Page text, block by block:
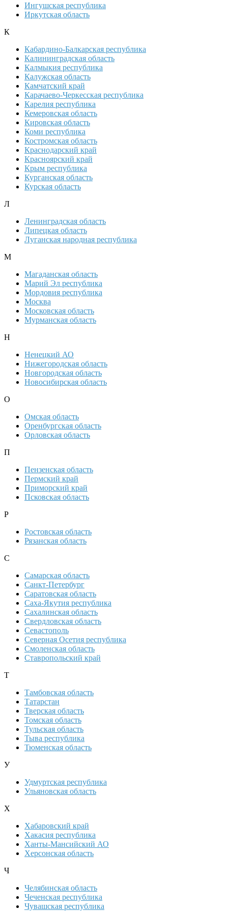
Ингушская республика
Иркутская область
К
Кабардино-Балкарская республика
Калининградская область
Калмыкия республика
Калужская область
Камчатский край
Карачаево-Черкесская республика
Карелия республика
Кемеровская область
Кировская область
Коми республика
Костромская область
Краснодарский край
Красноярский край
Крым республика
Курганская область
Курская область
Л
Ленинградская область
Липецкая область
Луганская народная республика
М
Магаданская область
Марий Эл республика
Мордовия республика
Москва
Московская область
Мурманская область
Н
Ненецкий АО
Нижегородская область
Новгородская область
Новосибирская область
О
Омская область
Оренбургская область
Орловская область
П
Пензенская область
Пермский край
Приморский край
Псковская область
Р
Ростовская область
Рязанская область
С
Самарская область
Санкт-Петербург
Саратовская область
Саха-Якутия республика
Сахалинская область
Свердловская область
Севастополь
Северная Осетия республика
Смоленская область
Ставропольский край
Т
Тамбовская область
Татарстан
Тверская область
Томская область
Тульская область
Тыва республика
Тюменская область
У
Удмуртская республика
Ульяновская область
Х
Хабаровский край
Хакасия республика
Ханты-Мансийский АО
Херсонская область
Ч
Челябинская область
Чеченская республика
Чувашская республика